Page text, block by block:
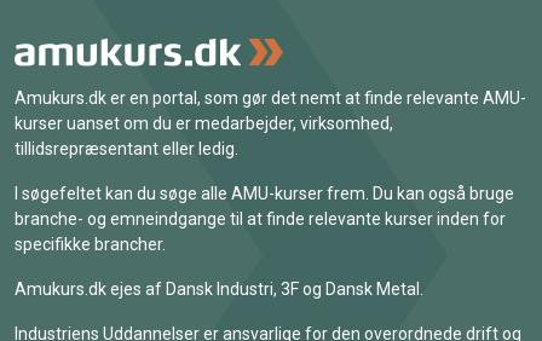
Amukurs.dk er en portal, som gør det nemt at finde relevante AMU-
kurser uanset om du er medarbejder, virksomhed,
tillidsrepræsentant eller ledig.
I søgefeltet kan du søge alle AMU-kurser frem. Du kan også bruge
branche- og emneindgange til at finde relevante kurser inden for
specifikke brancher.
Amukurs.dk ejes af Dansk Industri, 3F og Dansk Metal.
Industriens Uddannelser er ansvarlige for den overordnede drift og